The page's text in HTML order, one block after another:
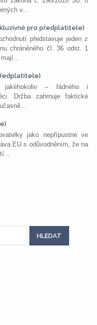
v...
pro předplatitele)
představuje jeden z
chráněného čl. 36 odst. 1
jakéhokoliv – řádného i
Držba zahrnuje faktické
jako nepřípustné ve
EU s odůvodněním, že na